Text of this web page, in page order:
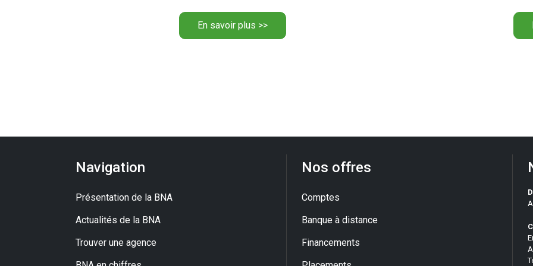
En savoir plus >>
Navigation
Présentation de la BNA
Actualités de la BNA
Trouver une agence
Nos offres
Comptes
Banque à distance
Financements